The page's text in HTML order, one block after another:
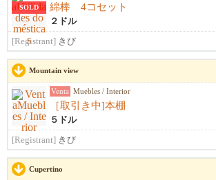
SOLD 綿棒 4コセット
２ドル
[Registrant] きび
Mountain view
Venta Muebles / Interior
［取引き中]本棚
５ドル
[Registrant] きび
Cupertino